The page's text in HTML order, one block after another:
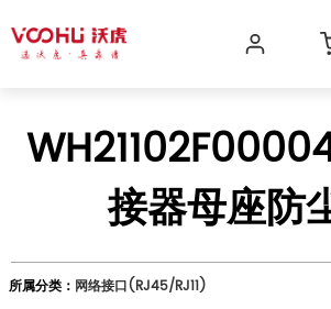
接器母座防
所属分类： 网络接口(RJ45/RJ11)